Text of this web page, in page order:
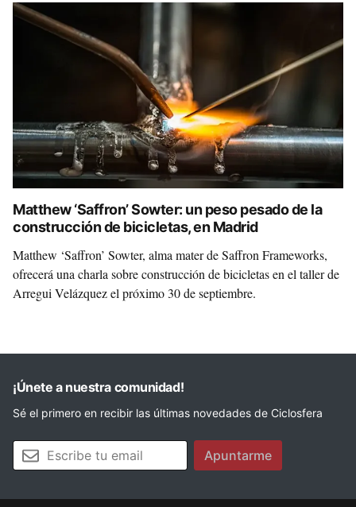
Matthew ‘Saffron’ Sowter: un peso pesado de la
construcción de bicicletas, en Madrid
Matthew ‘Saffron’ Sowter, alma mater de Saffron Frameworks,
ofrecerá una charla sobre construcción de bicicletas en el taller de
Arregui Velázquez el próximo 30 de septiembre.
¡Únete a nuestra comunidad!
Sé el primero en recibir las últimas novedades de Ciclosfera
Tu email Apuntarme